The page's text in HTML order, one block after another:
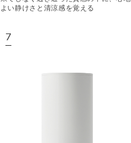
よい静けさと清涼感を覚える